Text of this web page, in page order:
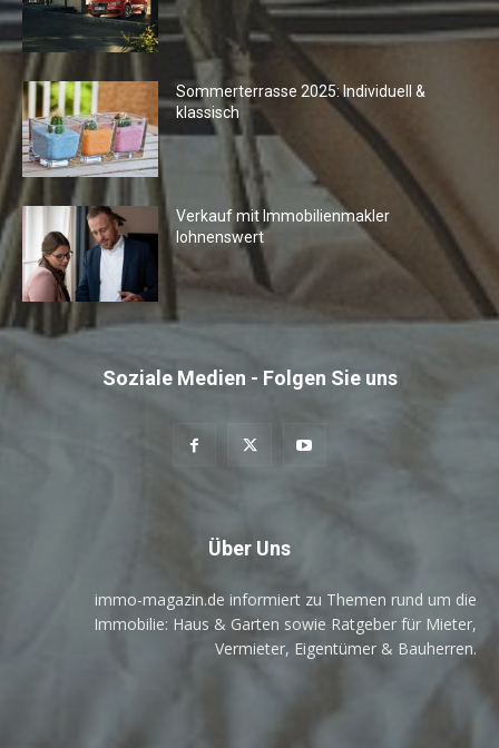
Sommerterrasse 2025: Individuell &
klassisch
Verkauf mit Immobilienmakler
lohnenswert
Soziale Medien - Folgen Sie uns
Über Uns
immo-magazin.de informiert zu Themen rund um die
Immobilie: Haus & Garten sowie Ratgeber für Mieter,
Vermieter, Eigentümer & Bauherren.